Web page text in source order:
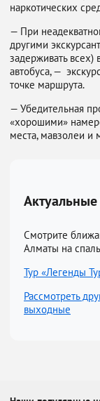
наркотических
— При
другими
задерживать всех)
автобуса, —
точке маршрута.
— Убедительная
«хорошими»
места, мавзолеи и
Смотрите
Алматы на
Тур «Легенды
Рассмотреть
выходные